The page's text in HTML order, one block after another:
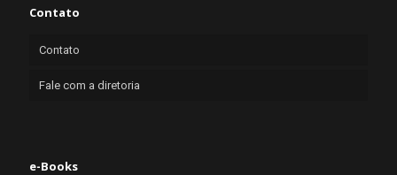
Contato
Contato
Fale com a diretoria
e-Books